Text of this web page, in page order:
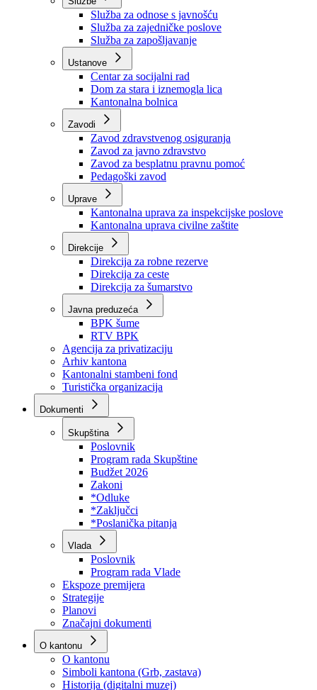
Organizacije
Službe
Služba za odnose s javnošću
Služba za zajedničke poslove
Služba za zapošljavanje
Ustanove
Centar za socijalni rad
Dom za stara i iznemogla lica
Kantonalna bolnica
Zavodi
Zavod zdravstvenog osiguranja
Zavod za javno zdravstvo
Zavod za besplatnu pravnu pomoć
Pedagoški zavod
Kantonalna uprava za inspekcijske poslove
Kantonalna uprava civilne zaštite
Direkcije
Direkcija za robne rezerve
Direkcija za ceste
Direkcija za šumarstvo
Javna preduzeća
BPK šume
RTV BPK
Agencija za privatizaciju
Arhiv kantona
Kantonalni stambeni fond
Turistička organizacija
Dokumenti
Skupština
Poslovnik
Program rada Skupštine
Budžet 2026
Zakoni
*Odluke
*Zaključci
*Poslanička pitanja
Vlada
Poslovnik
Program rada Vlade
Ekspoze premijera
Strategije
Planovi
Značajni dokumenti
O kantonu